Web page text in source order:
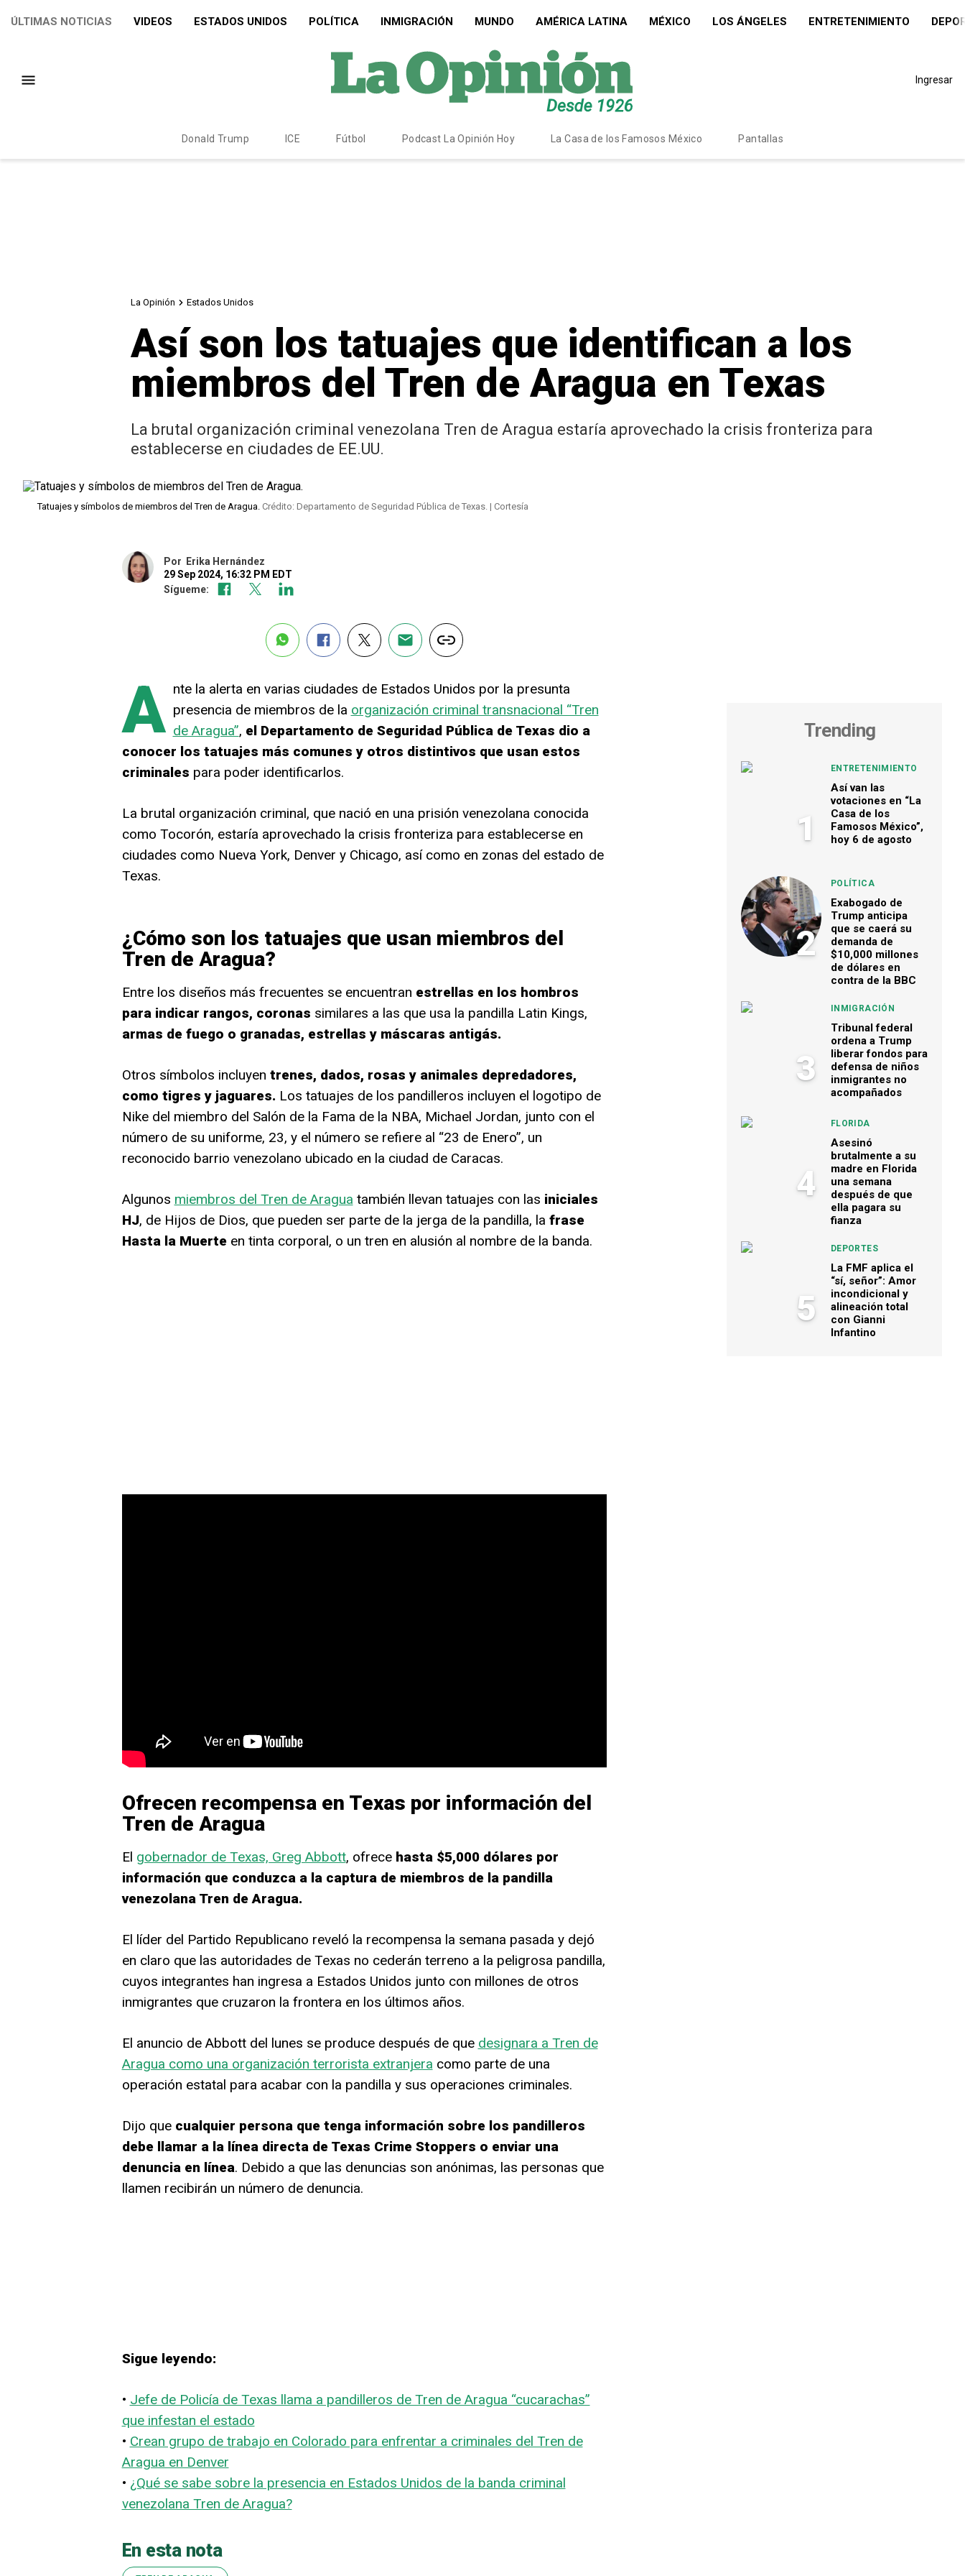
ÚLTIMAS NOTICIAS VIDEOS ESTADOS UNIDOS POLÍTICA INMIGRACIÓN MUNDO AMÉRICA LATINA MÉXICO LOS ÁNGELES ENTRETENIMIENTO
Ingresar
Donald Trump ICE Fútbol Podcast La Opinión Hoy La Casa de los Famosos México Pantallas
La Opinión Estados Unidos
Así son los tatuajes que identifican a los
miembros del Tren de Aragua en Texas
La brutal organización criminal venezolana Tren de Aragua estaría aprovechado la crisis fronteriza para
establecerse en ciudades de EE.UU.
Tatuajes y símbolos de miembros del Tren de Aragua. Crédito: Departamento de Seguridad Pública de Texas. | Cortesía
Por
Erika Hernández
29 Sep 2024, 16:32 PM EDT
Sígueme:
A nte la alerta en varias ciudades de Estados Unidos por la presunta
presencia de miembros de la organización criminal transnacional “Tren
de Aragua”, el Departamento de Seguridad Pública de Texas dio a
conocer los tatuajes más comunes y otros distintivos que usan estos
criminales para poder identificarlos.
La brutal organización criminal, que nació en una prisión venezolana conocida
como Tocorón, estaría aprovechado la crisis fronteriza para establecerse en
ciudades como Nueva York, Denver y Chicago, así como en zonas del estado de
Texas.
¿Cómo son los tatuajes que usan miembros del
Tren de Aragua?
Entre los diseños más frecuentes se encuentran estrellas en los hombros
para indicar rangos, coronas similares a las que usa la pandilla Latin Kings,
armas de fuego o granadas, estrellas y máscaras antigás.
Otros símbolos incluyen trenes, dados, rosas y animales depredadores,
como tigres y jaguares. Los tatuajes de los pandilleros incluyen el logotipo de
Nike del miembro del Salón de la Fama de la NBA, Michael Jordan, junto con el
número de su uniforme, 23, y el número se refiere al “23 de Enero”, un
reconocido barrio venezolano ubicado en la ciudad de Caracas.
Algunos miembros del Tren de Aragua también llevan tatuajes con las iniciales
HJ, de Hijos de Dios, que pueden ser parte de la jerga de la pandilla, la frase
Hasta la Muerteen tinta corporal, o un tren en alusión al nombre de la banda.
Ofrecen recompensa en Texas por información del
Tren de Aragua
El gobernador de Texas, Greg Abbott, ofrece hasta $5,000 dólares por
información que conduzca a la captura de miembros de la pandilla
venezolana Tren de Aragua.
El líder del Partido Republicano reveló la recompensa la semana pasada y dejó
en claro que las autoridades de Texas no cederán terreno a la peligrosa pandilla,
cuyos integrantes han ingresa a Estados Unidos junto con millones de otros
inmigrantes que cruzaron la frontera en los últimos años.
El anuncio de Abbott del lunes se produce después de que designara a Tren de
Aragua como una organización terrorista extranjera como parte de una
operación estatal para acabar con la pandilla y sus operaciones criminales.
Dijo que cualquier persona que tenga información sobre los pandilleros
debe llamar a la línea directa de Texas Crime Stoppers o enviar una
denuncia en línea. Debido a que las denuncias son anónimas, las personas que
llamen recibirán un número de denuncia.
Sigue leyendo:
• Jefe de Policía de Texas llama a pandilleros de Tren de Aragua “cucarachas”
que infestan el estado
• Crean grupo de trabajo en Colorado para enfrentar a criminales del Tren de
Aragua en Denver
• ¿Qué se sabe sobre la presencia en Estados Unidos de la banda criminal
venezolana Tren de Aragua?
En esta nota
Trending
1
ENTRETENIMIENTO
Así van las
votaciones en “La
Casa de los
Famosos México”,
hoy 6 de agosto
2
POLÍTICA
Exabogado de
Trump anticipa
que se caerá su
demanda de
$10,000 millones
de dólares en
contra de la BBC
3
INMIGRACIÓN
Tribunal federal
ordena a Trump
liberar fondos para
defensa de niños
inmigrantes no
acompañados
4
FLORIDA
Asesinó
brutalmente a su
madre en Florida
una semana
después de que
ella pagara su
fianza
5
DEPORTES
La FMF aplica el
“sí, señor”: Amor
incondicional y
alineación total
con Gianni
Infantino